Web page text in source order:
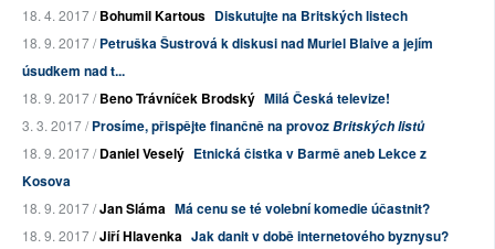
18. 4. 2017 /Bohumil Kartous Diskutujte na Britských listech
18. 9. 2017 /Petruška Šustrová k diskusi nad Muriel Blaive a jejím
úsudkem nad t...
18. 9. 2017 /Beno Trávníček Brodský Milá Česká televize!
3. 3. 2017 /Prosíme, přispějte finančně na provozBritských listů
18. 9. 2017 /Daniel Veselý Etnická čistka v Barmě aneb Lekce z
Kosova
18. 9. 2017 /Jan Sláma Má cenu se té volební komedie účastnit?
18. 9. 2017 /Jiří Hlavenka Jak danit v době internetového byznysu?